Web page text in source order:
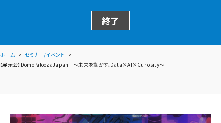
終了
ホーム
セミナー/イベント
【展示会】DomoPaloozaJapan ～未来を動かす、Data×AI×Curiosity～